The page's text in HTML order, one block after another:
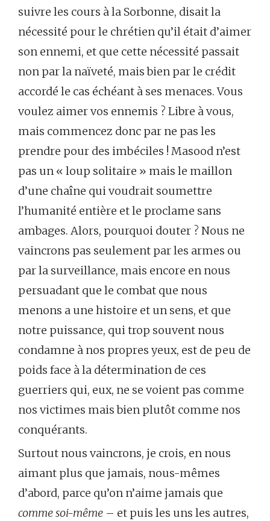
suivre les cours à la Sorbonne, disait la
nécessité pour le chrétien qu’il était d’aimer
son ennemi, et que cette nécessité passait
non par la naïveté, mais bien par le crédit
accordé le cas échéant à ses menaces. Vous
voulez aimer vos ennemis ? Libre à vous,
mais commencez donc par ne pas les
prendre pour des imbéciles ! Masood n’est
pas un « loup solitaire » mais le maillon
d’une chaîne qui voudrait soumettre
l’humanité entière et le proclame sans
ambages. Alors, pourquoi douter ? Nous ne
vaincrons pas seulement par les armes ou
par la surveillance, mais encore en nous
persuadant que le combat que nous
menons a une histoire et un sens, et que
notre puissance, qui trop souvent nous
condamne à nos propres yeux, est de peu de
poids face à la détermination de ces
guerriers qui, eux, ne se voient pas comme
nos victimes mais bien plutôt comme nos
conquérants.
Surtout nous vaincrons, je crois, en nous
aimant plus que jamais, nous-mêmes
d’abord, parce qu’on n’aime jamais que
comme soi-même – et puis les uns les autres,